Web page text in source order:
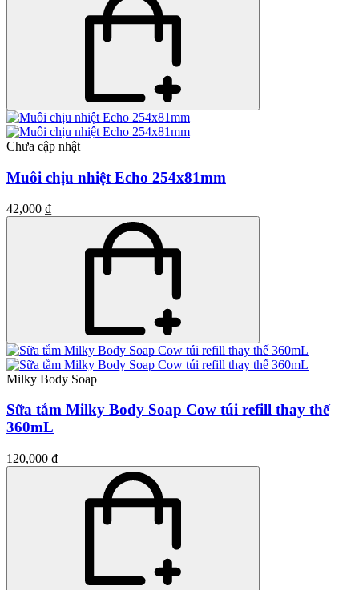
Chưa cập nhật
Muôi chịu nhiệt Echo 254x81mm
42,000 ₫
Milky Body Soap
Sữa tắm Milky Body Soap Cow túi refill thay thế
360mL
120,000 ₫